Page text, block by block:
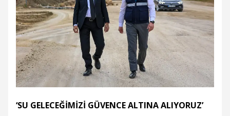
‘SU GELECEĞİMİZİ GÜVENCE ALTINA ALIYORUZ’